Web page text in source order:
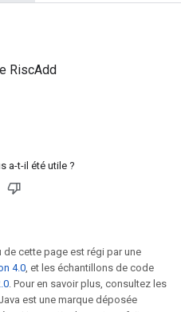
RiscAdd
a-t-il été utile ?
cette page est régi par une
4.0, et les échantillons de code
. Pour en savoir plus, consultez les
est une marque déposée